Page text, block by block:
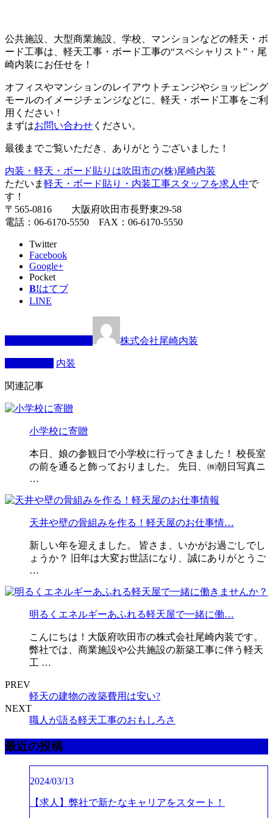
公共施設、大型商業施設、学校、マンションなどの軽天・ボ
ード工事は、軽天工事・ボード工事の“スペシャリスト”・尾
崎内装にお任せを！
オフィスやマンションのレイアウトチェンジやショッピング
モールのイメージチェンジなどに、軽天・ボード工事をご利
用ください！
まずはお問い合わせ ください。
最後までご覧いただき、ありがとうございました！
内装・軽天・ボード貼りは吹田市の(株)尾崎内装
ただいま 軽天・ボード貼り・内装工事スタッフを求人中で
す！
〒565-0816 大阪府吹田市長野東29-58
電話：06-6170-5550 FAX：06-6170-5550
Twitter
Facebook
Google+
Pocket
B!はてブ
LINE
株式会社尾崎内装
内装
関連記事
小学校に寄贈
本日、娘の参観日で小学校に行ってきました！ 校長室
の前を通ると飾っておりました。 先日、㈱朝日写真ニ
…
天井や壁の骨組みを作る！軽天屋のお仕事情…
新しい年を迎えました。 皆さま、いかがお過ごしでし
ょうか？ 旧年は大変お世話になり、誠にありがとうご
…
明るくエネルギーあふれる軽天屋で一緒に働…
こんにちは！大阪府吹田市の株式会社尾崎内装です。
弊社では、商業施設や公共施設の新築工事に伴う軽天
工 …
PREV
軽天の建物の改築費用は安い?
NEXT
職人が語る軽天工事のおもしろさ
最近の投稿
2024/03/13
【求人】弊社で新たなキャリアをスタート！